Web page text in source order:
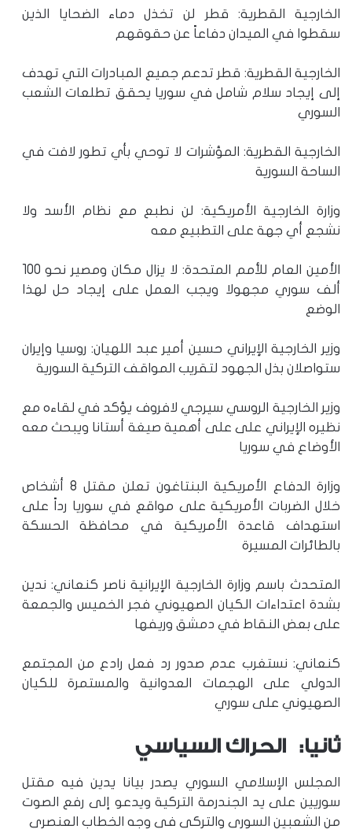
الخارجية القطرية: قطر لن تخذل دماء الضحايا الذين
سقطوا في الميدان دفاعاً عن حقوقهم
الخارجية القطرية: قطر تدعم جميع المبادرات التي تهدف
إلى إيجاد سلام شامل في سوريا يحقق تطلعات الشعب
السوري
الخارجية القطرية: المؤشرات لا توحي بأي تطور لافت في
الساحة السورية
وزارة الخارجية الأمريكية: لن نطبع مع نظام الأسد ولا
نشجع أي جهة على التطبيع معه
الأمين العام للأمم المتحدة: لا يزال مكان ومصير نحو 100
ألف سوري مجهولا ويجب العمل على إيجاد حل لهذا
الوضع
وزير الخارجية الإيراني حسين أمير عبد اللهيان: روسيا وإيران
ستواصلان بذل الجهود لتقريب المواقف التركية السورية
وزير الخارجية الروسي سيرجي لافروف يؤكد في لقاءه مع
نظيره الإيراني على على أهمية صيغة أستانا ويبحث معه
الأوضاع في سوريا
وزارة الدفاع الأمريكية البنتاغون تعلن مقتل 8 أشخاص
خلال الضربات الأمريكية على مواقع في سوريا رداً على
استهداف قاعدة الأمريكية في محافظة الحسكة
بالطائرات المسيرة
المتحدث باسم وزارة الخارجية الإيرانية ناصر كنعاني: ندين
بشدة اعتداءات الكيان الصهيوني فجر الخميس والجمعة
على بعض النقاط في دمشق وريفها
كنعاني: نستغرب عدم صدور رد فعل رادع من المجتمع
الدولي على الهجمات العدوانية والمستمرة للكيان
الصهيوني على سوري
ثانيا: الحراك السياسي
المجلس الإسلامي السوري يصدر بيانا يدين فيه مقتل
سوريين على يد الجندرمة التركية ويدعو إلى رفع الصوت
من الشعبين السوري والتركي في وجه الخطاب العنصري